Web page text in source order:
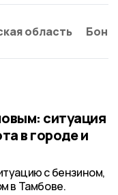
область
ситуация
в городе и
с бензином,
в Тамбове.